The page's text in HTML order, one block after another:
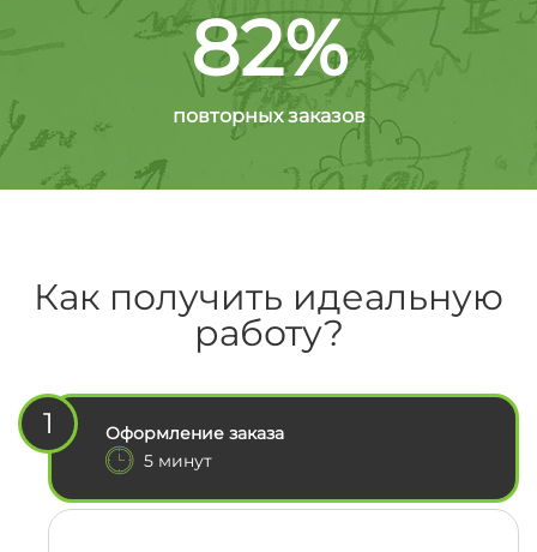
82%
повторных заказов
Как получить идеальную
работу?
1
Оформление заказа
5 минут